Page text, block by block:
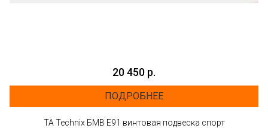
20 450 р.
ПОДРОБНЕЕ
TA Technix БМВ E91 винтовая подвеска спорт